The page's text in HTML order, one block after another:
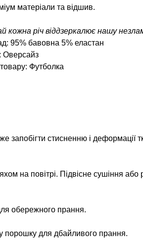
матеріали та відшив.
кожна річ віддзеркалює нашу
95% бавовна 5% еластан
Оверсайз
Футболка
запобігти стисненню і деформації
на повітрі. Підвісне сушіння або
обережного прання.
порошку для дбайливого прання.